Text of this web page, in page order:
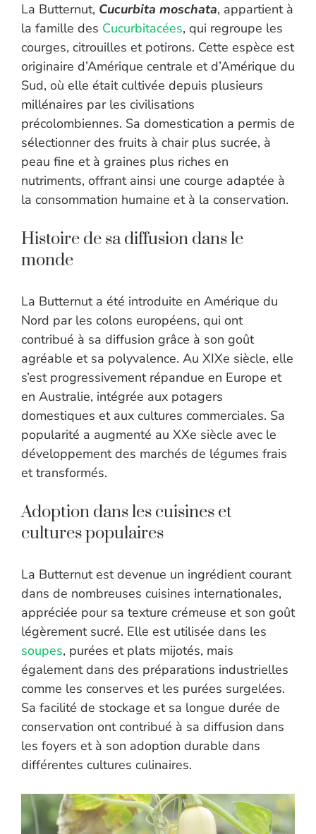
La Butternut, Cucurbita moschata, appartient à
la famille des Cucurbitacées, qui regroupe les
courges, citrouilles et potirons. Cette espèce est
originaire d’Amérique centrale et d’Amérique du
Sud, où elle était cultivée depuis plusieurs
millénaires par les civilisations
précolombiennes. Sa domestication a permis de
sélectionner des fruits à chair plus sucrée, à
peau fine et à graines plus riches en
nutriments, offrant ainsi une courge adaptée à
la consommation humaine et à la conservation.
Histoire de sa diffusion dans le
monde
La Butternut a été introduite en Amérique du
Nord par les colons européens, qui ont
contribué à sa diffusion grâce à son goût
agréable et sa polyvalence. Au XIXe siècle, elle
s’est progressivement répandue en Europe et
en Australie, intégrée aux potagers
domestiques et aux cultures commerciales. Sa
popularité a augmenté au XXe siècle avec le
développement des marchés de légumes frais
et transformés.
Adoption dans les cuisines et
cultures populaires
La Butternut est devenue un ingrédient courant
dans de nombreuses cuisines internationales,
appréciée pour sa texture crémeuse et son goût
légèrement sucré. Elle est utilisée dans les
soupes, purées et plats mijotés, mais
également dans des préparations industrielles
comme les conserves et les purées surgelées.
Sa facilité de stockage et sa longue durée de
conservation ont contribué à sa diffusion dans
les foyers et à son adoption durable dans
différentes cultures culinaires.